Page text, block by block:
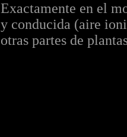
Exactamente en el
y conducida (aire
otras partes de